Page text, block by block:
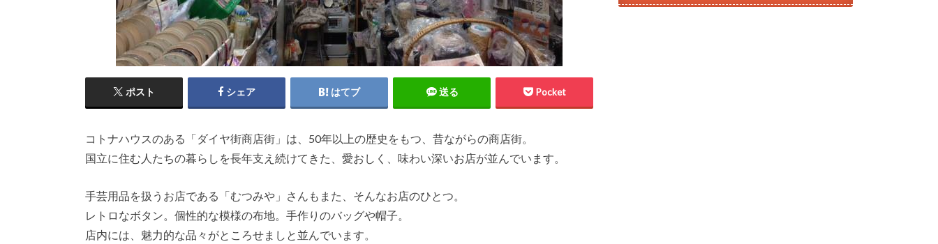
ポスト シェア はてブ 送る Pocket
コトナハウスのある「ダイヤ街商店街」は、50年以上の歴史をもつ、昔ながらの商店街。
国立に住む人たちの暮らしを長年支え続けてきた、愛おしく、味わい深いお店が並んでいます。
手芸用品を扱うお店である「むつみや」さんもまた、そんなお店のひとつ。
レトロなボタン。個性的な模様の布地。手作りのバッグや帽子。
店内には、魅力的な品々がところせましと並んでいます。